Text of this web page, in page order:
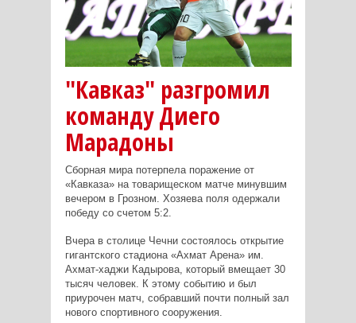
"Кавказ" разгромил
команду Диего
Марадоны
Сборная мира потерпела поражение от
«Кавказа» на товарищеском матче минувшим
вечером в Грозном. Хозяева поля одержали
победу со счетом 5:2.
Вчера в столице Чечни состоялось открытие
гигантского стадиона «Ахмат Арена» им.
Ахмат-хаджи Кадырова, который вмещает 30
тысяч человек. К этому событию и был
приурочен матч, собравший почти полный зал
нового спортивного сооружения.